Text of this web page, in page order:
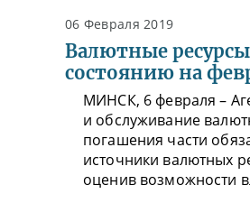
06 Февраля 2019
Валютные
состоянию на
МИНСК, 6 февраля –
и обслуживание
погашения части
источники валютных
оценив возможности